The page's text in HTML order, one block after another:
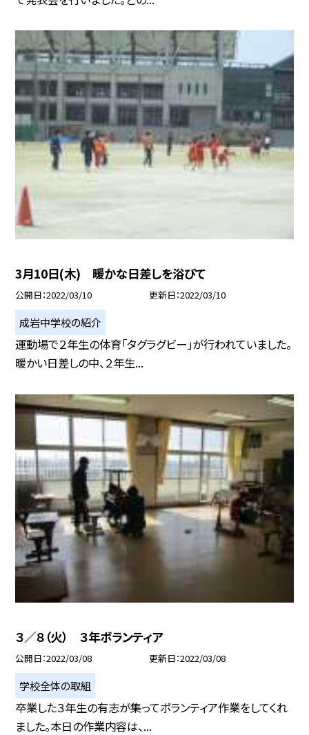
3月10日(木) 暖かな日差しを浴びて
公開日 2022/03/10 更新日 2022/03/10
成岩中学校の紹介
運動場で２年生の体育「タグラグビー」が行われていました。
暖かい日差しの中、２年生...
３／８（火） ３年ボランティア
公開日 2022/03/08 更新日 2022/03/08
学校全体の取組
卒業した３年生の有志が集ってボランティア作業をしてくれ
ました。本日の作業内容は、...